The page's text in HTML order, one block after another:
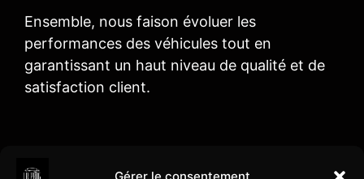
Ensemble, nous faison évoluer les
performances des véhicules tout en
garantissant un haut niveau de qualité et de
satisfaction client.
Services
Contact